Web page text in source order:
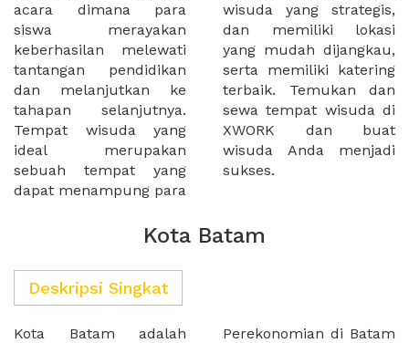
acara dimana para
siswa merayakan
keberhasilan melewati
tantangan pendidikan
dan melanjutkan ke
tahapan selanjutnya.
Tempat wisuda yang
ideal merupakan
sebuah tempat yang
dapat menampung para
wisuda yang strategis,
dan memiliki lokasi
yang mudah dijangkau,
serta memiliki katering
terbaik. Temukan dan
sewa tempat wisuda di
XWORK dan buat
wisuda Anda menjadi
sukses.
Kota Batam
Deskripsi Singkat
Kota Batam adalah
Perekonomian di Batam